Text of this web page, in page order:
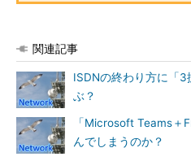
関連記事
ISDNの終わり方に「
ぶ？
「Microsoft Teams＋
んでしまうのか？